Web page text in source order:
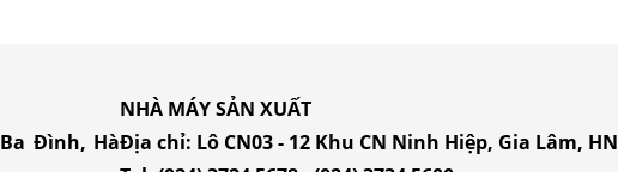
Đình, Hà
NHÀ MÁY SẢN XUẤT
Địa chỉ: Lô CN03 - 12 Khu CN Ninh Hiệp, Gia Lâm, HN